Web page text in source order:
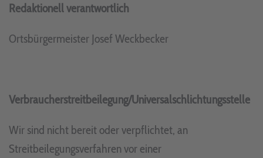
Redaktionell verantwortlich
Ortsbürgermeister Josef Weckbecker
Verbraucherstreitbeilegung/Universalschlichtungsstelle
Wir sind nicht bereit oder verpflichtet, an
Streitbeilegungsverfahren vor einer